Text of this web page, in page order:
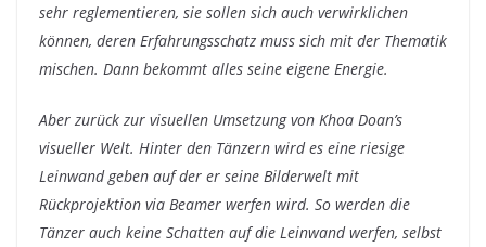
sehr reglementieren, sie sollen sich auch verwirklichen
können, deren Erfahrungsschatz muss sich mit der Thematik
mischen. Dann bekommt alles seine eigene Energie.
Aber zurück zur visuellen Umsetzung von Khoa Doan’s
visueller Welt. Hinter den Tänzern wird es eine riesige
Leinwand geben auf der er seine Bilderwelt mit
Rückprojektion via Beamer werfen wird. So werden die
Tänzer auch keine Schatten auf die Leinwand werfen, selbst